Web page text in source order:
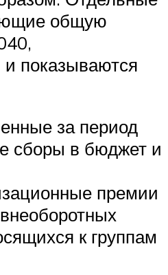
общую
показываются
за период
сборы в бюджет и
премии
к группам